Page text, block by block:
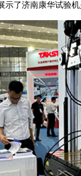
了济南康华试验